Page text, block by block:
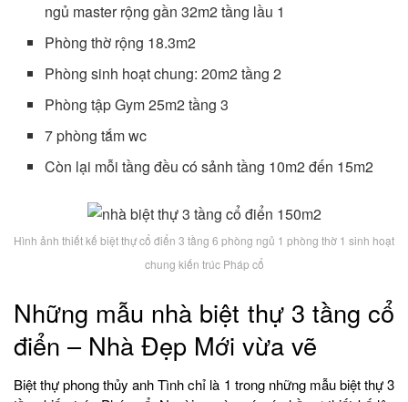
ngủ master rộng gần 32m2 tầng lầu 1
Phòng thờ rộng 18.3m2
Phòng sinh hoạt chung: 20m2 tầng 2
Phòng tập Gym 25m2 tầng 3
7 phòng tắm wc
Còn lại mỗi tầng đều có sảnh tầng 10m2 đến 15m2
Hình ảnh thiết kế biệt thự cổ điển 3 tầng 6 phòng ngủ 1 phòng thờ 1 sinh hoạt
chung kiến trúc Pháp cổ
Những mẫu nhà biệt thự 3 tầng cổ
điển – Nhà Đẹp Mới vừa vẽ
Biệt thự phong thủy anh Tình chỉ là 1 trong những mẫu biệt thự 3